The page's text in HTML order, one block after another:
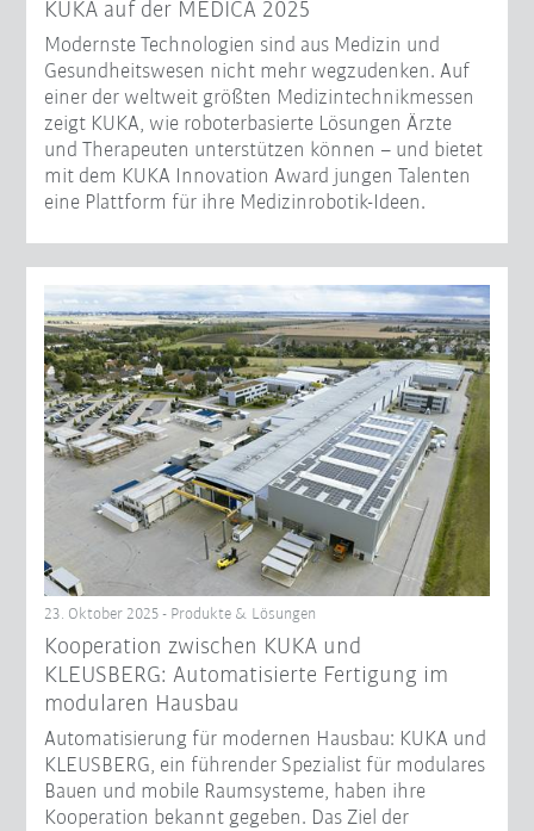
KUKA auf der MEDICA 2025
Modernste Technologien sind aus Medizin und
Gesundheitswesen nicht mehr wegzudenken. Auf
einer der weltweit größten Medizintechnikmessen
zeigt KUKA, wie roboterbasierte Lösungen Ärzte
und Therapeuten unterstützen können – und bietet
mit dem KUKA Innovation Award jungen Talenten
eine Plattform für ihre Medizinrobotik-Ideen.
23. Oktober 2025 - Produkte & Lösungen
Kooperation zwischen KUKA und
KLEUSBERG: Automatisierte Fertigung im
modularen Hausbau
Automatisierung für modernen Hausbau: KUKA und
KLEUSBERG, ein führender Spezialist für modulares
Bauen und mobile Raumsysteme, haben ihre
Kooperation bekannt gegeben. Das Ziel der